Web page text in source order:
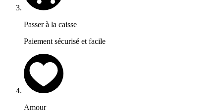
Passer à la caisse
Paiement sécurisé et facile
Amour